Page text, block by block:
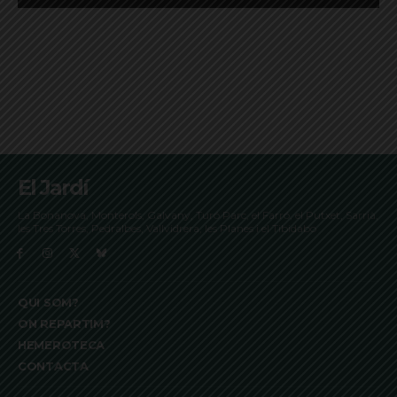
El Jardí
La Bonanova, Monterols, Galvany, Turó Parc, el Farró, el Putxet, Sarrià,
les Tres Torres, Pedralbes, Vallvidrera, les Planes i el Tibidabo
QUI SOM?
ON REPARTIM?
HEMEROTECA
CONTACTA